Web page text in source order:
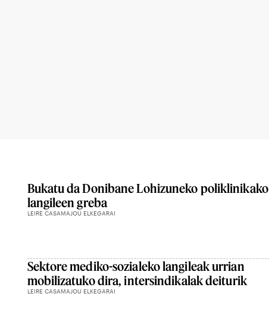
Bukatu da Donibane Lohizuneko poliklinikako
langileen greba
LEIRE CASAMAJOU ELKEGARAI
Sektore mediko-sozialeko langileak urrian
mobilizatuko dira, intersindikalak deiturik
LEIRE CASAMAJOU ELKEGARAI